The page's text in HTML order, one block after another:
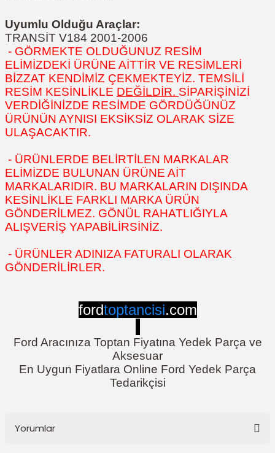
Uyumlu Olduğu Araçlar:
TRANSİT V184 2001-2006
- GÖRMEKTE OLDUĞUNUZ RESİM
ELİMİZDEKİ ÜRÜNE AİTTİR VE RESİMLERİ
BİZZAT KENDİMİZ ÇEKMEKTEYİZ. TEMSİLİ
RESİM KESİNLİKLE DEĞİLDİR. SİPARİŞİNİZİ
VERDİĞİNİZDE RESİMDE GÖRDÜĞÜNÜZ
ÜRÜNÜN AYNISI EKSİKSİZ OLARAK SİZE
ULAŞACAKTIR.
- ÜRÜNLERDE BELİRTİLEN MARKALAR
ELİMİZDE BULUNAN ÜRÜNE AİT
MARKALARIDIR. BU MARKALARIN DIŞINDA
KESİNLİKLE FARKLI MARKA ÜRÜN
GÖNDERİLMEZ. GÖNÜL RAHATLIĞIYLA
ALIŞVERİŞ YAPABİLİRSİNİZ.
- ÜRÜNLER ADINIZA FATURALI OLARAK
GÖNDERİLİRLER.
fordtoptancisi.com
Ford Aracınıza Toptan Fiyatına Yedek Parça ve
Aksesuar
En Uygun Fiyatlara Online Ford Yedek Parça
Tedarikçisi
Yorumlar